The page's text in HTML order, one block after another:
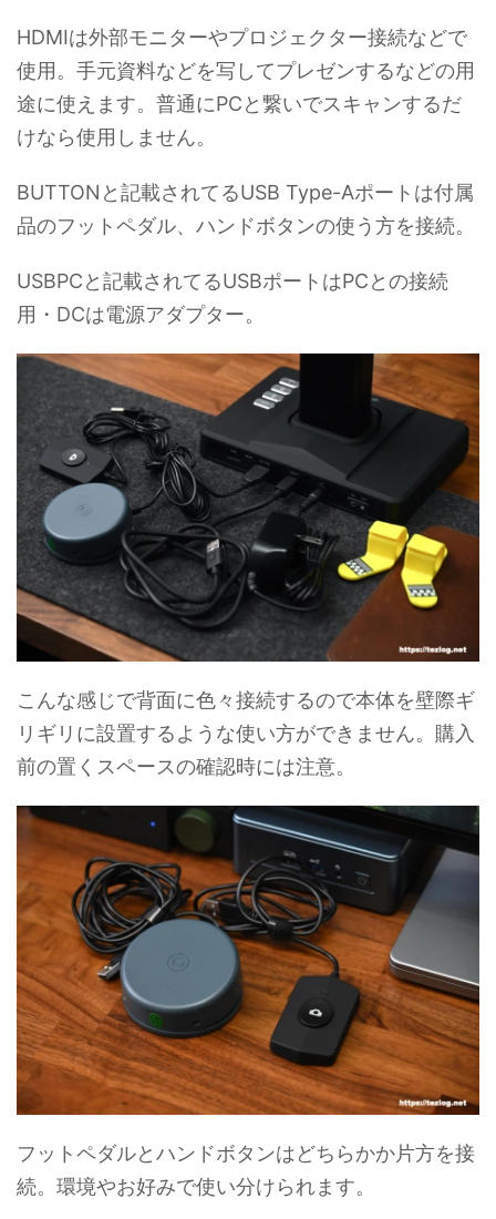
HDMIは外部モニターやプロジェクター接続などで
使用。手元資料などを写してプレゼンするなどの用
途に使えます。普通にPCと繋いでスキャンするだ
けなら使用しません。
BUTTONと記載されてるUSB Type-Aポートは付属
品のフットペダル、ハンドボタンの使う方を接続。
USBPCと記載されてるUSBポートはPCとの接続
用・DCは電源アダプター。
こんな感じで背面に色々接続するので本体を壁際ギ
リギリに設置するような使い方ができません。購入
前の置くスペースの確認時には注意。
フットペダルとハンドボタンはどちらかか片方を接
続。環境やお好みで使い分けられます。